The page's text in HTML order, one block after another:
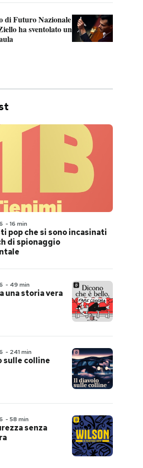
di Futuro Nazionale
ha sventolato un
- 16 min
pop che si sono incasinati
di spionaggio
- 49 min
una storia vera
- 241 min
sulle colline
- 58 min
senza